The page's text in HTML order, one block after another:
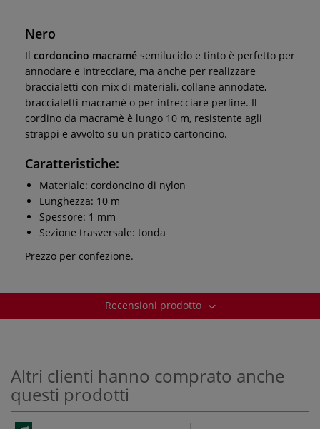
Nero
Il cordoncino macramé semilucido e tinto è perfetto per
annodare e intrecciare, ma anche per realizzare
braccialetti con mix di materiali, collane annodate,
braccialetti macramé o per intrecciare perline. Il
cordino da macramè è lungo 10 m, resistente agli
strappi e avvolto su un pratico cartoncino.
Caratteristiche:
Materiale: cordoncino di nylon
Lunghezza: 10 m
Spessore: 1 mm
Sezione trasversale: tonda
Prezzo per confezione.
Recensioni prodotto
Altri clienti hanno comprato anche
questi prodotti